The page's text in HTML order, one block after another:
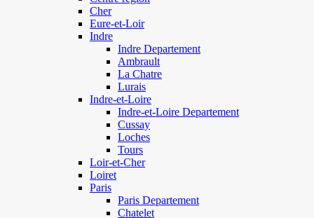
Cher
Eure-et-Loir
Indre
Indre Departement
Ambrault
La Chatre
Lurais
Indre-et-Loire
Indre-et-Loire Departement
Cussay
Loches
Tours
Loir-et-Cher
Loiret
Paris
Paris Departement
Chatelet